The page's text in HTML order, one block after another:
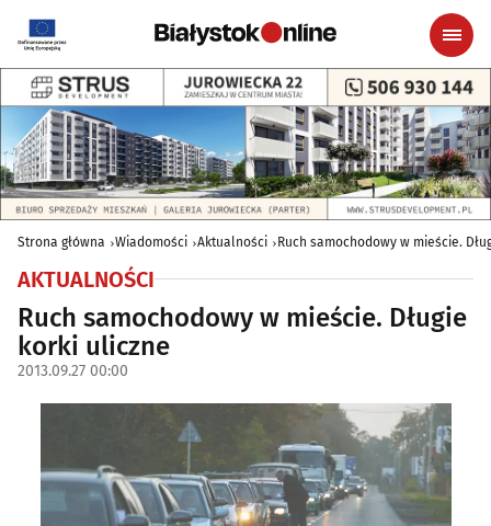
Strona główna Wiadomości Aktualności Ruch samochodowy w mieście.
AKTUALNOŚCI
Ruch samochodowy w mieście. Długie
korki uliczne
2013.09.27 00:00